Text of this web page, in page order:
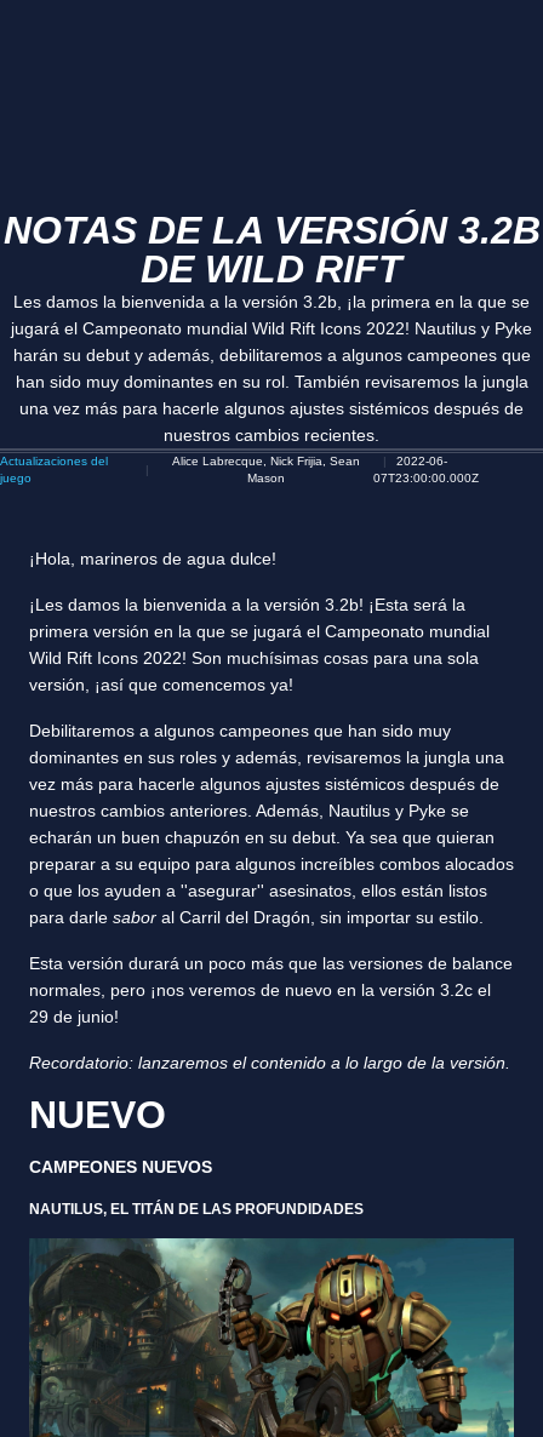
NOTAS DE LA VERSIÓN 3.2B
DE WILD RIFT
Les damos la bienvenida a la versión 3.2b, ¡la primera en la que se
jugará el Campeonato mundial Wild Rift Icons 2022! Nautilus y Pyke
harán su debut y además, debilitaremos a algunos campeones que
han sido muy dominantes en su rol. También revisaremos la jungla
una vez más para hacerle algunos ajustes sistémicos después de
nuestros cambios recientes.
Actualizaciones del
juego
Alice Labrecque, Nick Frijia, Sean
Mason
2022-06-
07T23:00:00.000Z
¡Hola, marineros de agua dulce!
¡Les damos la bienvenida a la versión 3.2b! ¡Esta será la
primera versión en la que se jugará el Campeonato mundial
Wild Rift Icons 2022! Son muchísimas cosas para una sola
versión, ¡así que comencemos ya!
Debilitaremos a algunos campeones que han sido muy
dominantes en sus roles y además, revisaremos la jungla una
vez más para hacerle algunos ajustes sistémicos después de
nuestros cambios anteriores. Además, Nautilus y Pyke se
echarán un buen chapuzón en su debut. Ya sea que quieran
preparar a su equipo para algunos increíbles combos alocados
o que los ayuden a ''asegurar'' asesinatos, ellos están listos
para darle sabor al Carril del Dragón, sin importar su estilo.
Esta versión durará un poco más que las versiones de balance
normales, pero ¡nos veremos de nuevo en la versión 3.2c el
29 de junio!
Recordatorio: lanzaremos el contenido a lo largo de la versión.
NUEVO
CAMPEONES NUEVOS
NAUTILUS, EL TITÁN DE LAS PROFUNDIDADES